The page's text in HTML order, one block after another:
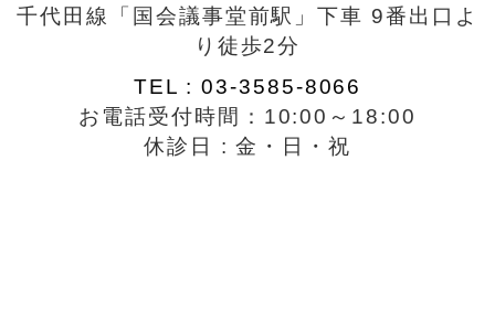
千代田線「国会議事堂前駅」下車 9番出口よ
り徒歩2分
TEL : 03-3585-8066
お電話受付時間：10:00～18:00
休診日 : 金・日・祝